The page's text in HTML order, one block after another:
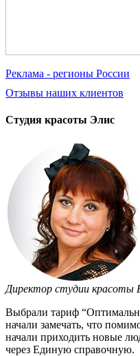
Реклама - регионы России
Отзывы наших клиентов
Студия красоты Элис
Директор студии красоты
Выбрали тариф
начали замечать, что
начали приходить новые
через Единую справочную.